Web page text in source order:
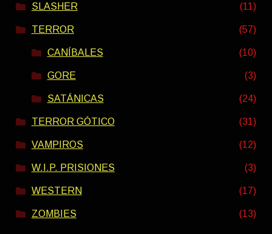
SLASHER (11)
TERROR (57)
CANÍBALES (10)
GORE (3)
SATÁNICAS (24)
TERROR GÓTICO (31)
VAMPIROS (12)
W.I.P. PRISIONES (3)
WESTERN (17)
ZOMBIES (13)